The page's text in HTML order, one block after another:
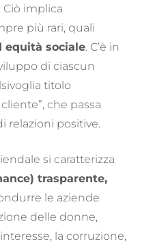
Ciò implica
più rari, quali
equità sociale. C’è in
di ciascun
titolo
che passa
relazioni positive.
si caratterizza
trasparente,
le aziende
delle donne,
la corruzione,